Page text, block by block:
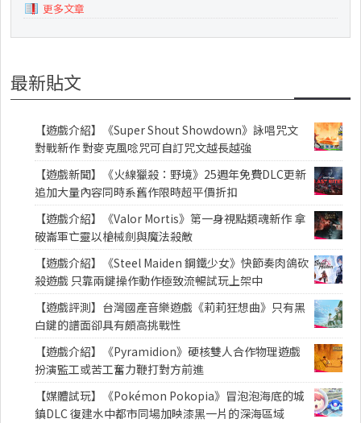
更多文章
最新貼文
【遊戲介紹】《Super Shout Showdown》詠唱咒文
對戰新作 對麥克風唸咒可自訂咒文越長越強
【遊戲新聞】《火線獵殺：野境》25週年免費DLC更新
追加大量內容同時系舊作限時超平價折扣
【遊戲介紹】《Valor Mortis》第一身視點類魂新作 拿
破崙軍亡靈以槍械劍與魔法殺敵
【遊戲介紹】《Steel Maiden 鋼鐵少女》快節奏肉鴿砍
殺遊戲 只靠兩鍵操作動作極致流暢試玩上架中
【遊戲評測】台灣國產音樂遊戲《莉莉狂想曲》只有黑
白鍵的譜面卻具有頗高挑戰性
【遊戲介紹】《Pyramidion》硬核雙人合作物理遊戲
扮演監工或苦工奮力鞭打對方前進
【媒體試玩】《Pokémon Pokopia》冒泡泡海底的城
鎮DLC 復建水中都市同場加映漆黑一片的深海區域